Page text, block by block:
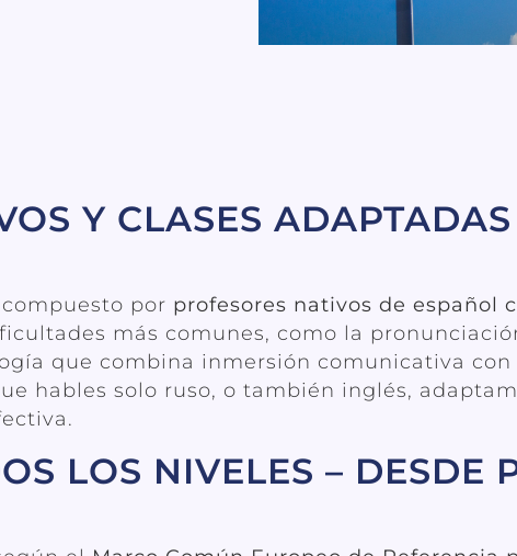
Y CLASES
por profesores nativos de español
más comunes, como la
que combina inmersión comunicativa
hables solo ruso, o también inglés,
LOS NIVELES – DESDE